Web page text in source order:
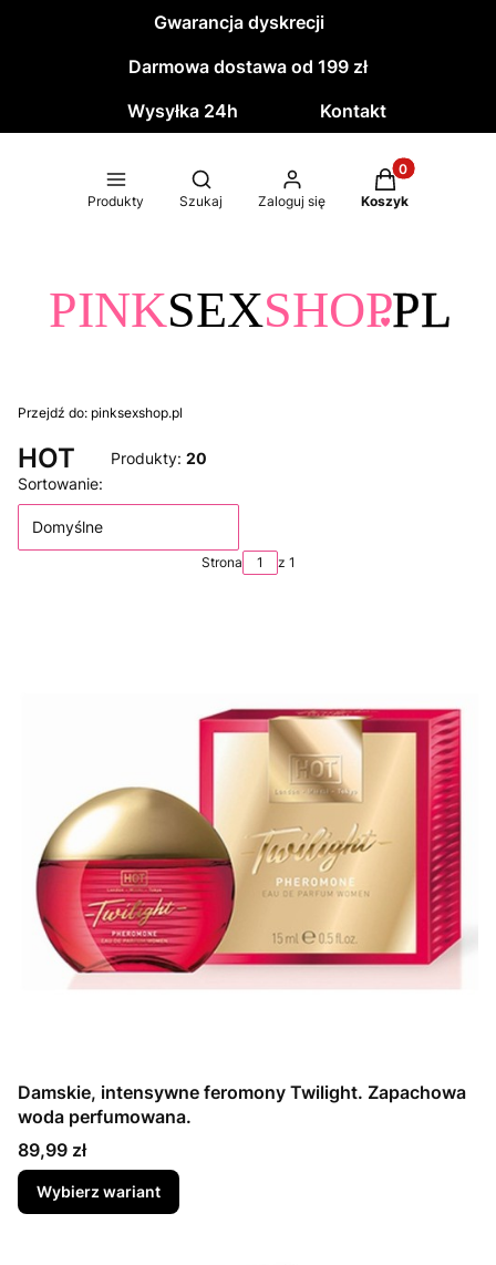
Gwarancja dyskrecji
Darmowa dostawa od 199 zł
Wysyłka 24h
Kontakt
Produkty
Otwórz wyszukiwarkę
Szukaj Zaloguj się
Produkty w
Koszyk
Przejdź do: pinksexshop.pl
HOT Produkty: 20
Lista produktów
Sortowanie:
Domyślne
Strona z 1
Damskie, intensywne feromony Twilight. Zapachowa
woda perfumowana.
Cena
89,99 zł
Wybierz wariant